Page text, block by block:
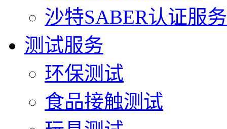
沙特SABER认证服务
测试服务
环保测试
食品接触测试